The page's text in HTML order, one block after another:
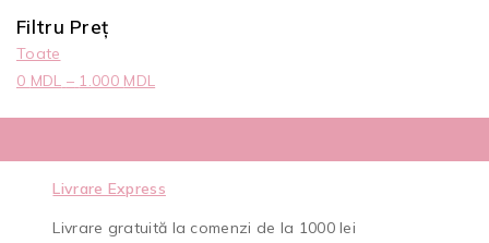
Filtru Preț
Toate
0 MDL – 1.000 MDL
Livrare Express
Livrare gratuită la comenzi de la 1000 lei